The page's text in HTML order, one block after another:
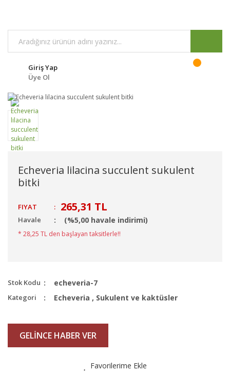
Giriş Yap
Üye Ol
Echeveria lilacina succulent sukulent
bitki
FIYAT : 265,31 TL
Havale (%5,00 havale indirimi)
* 28,25 TL den başlayan taksitlerle!!
Stok Kodu echeveria-7
Kategori Echeveria , Sukulent ve kaktüsler
GELİNCE HABER VER
Favorilerime Ekle